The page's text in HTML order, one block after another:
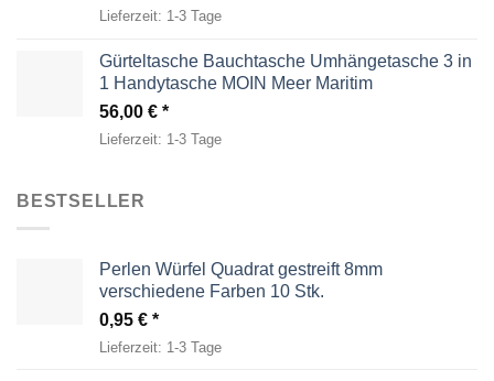
Lieferzeit: 1-3 Tage
Gürteltasche Bauchtasche Umhängetasche 3 in
1 Handytasche MOIN Meer Maritim
56,00 €
Lieferzeit: 1-3 Tage
BESTSELLER
Perlen Würfel Quadrat gestreift 8mm
verschiedene Farben 10 Stk.
0,95 €
Lieferzeit: 1-3 Tage